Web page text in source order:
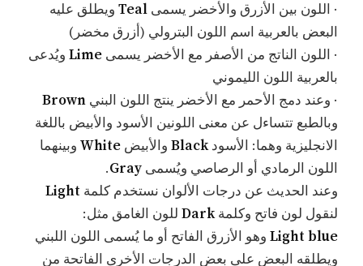
· اللون بين الأزرق والأخضر يسمىTeal ويطلق عليه
البعض بالعربية اسم اللون البترولي (أزرق مخضر)
· اللون الناتج من الأصفر مع الأخضر يسمىLime ويُدعى
بالعربية اللون الليموني
· وعند دمج الأحمر مع الأخضر ينتج اللون البنيBrown
وبالطبع تتساءل عن معنى اللونين الأسود والأبيض باللغة
الانجليزية وهما: الأسودBlack والأبيضWhite وبينهما
اللون الرمادي أو الرصاصي ويُسمىGray
.
وعند الحديث عن درجات الألوان نستخدم كلمة Light
لنقول لون فاتح وكلمةDark للون الغامق مثل:
Light blue وهو الأزرق الفاتح أو ما يُسمى اللون اللبني
ويطلقه البعض على بعض الدرجات الأخرى الفاتحة من